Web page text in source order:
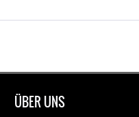
ÜBER UNS